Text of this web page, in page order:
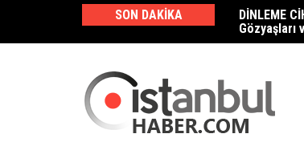
content
SON DAKIKA
DİNLEME
Gözyaşları
Haluk
Kamera ve